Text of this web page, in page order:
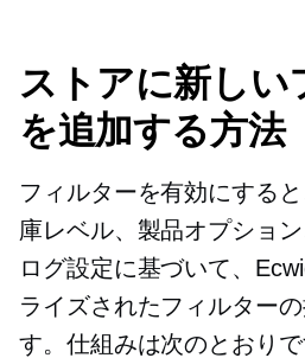
ストアに新しい
を追加する方法
フィルターを有効にする
庫レベル、製品オプショ
ログ設定に基づいて、
ライズされたフィルター
す。仕組みは次のとおりで